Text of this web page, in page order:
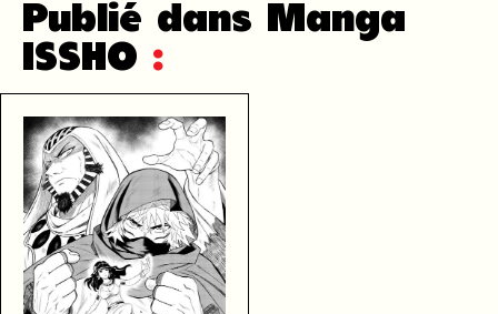
Publié dans Manga
ISSHO :